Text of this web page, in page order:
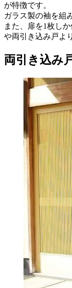
が特徴です。
ガラス製の袖を組
また、扉を1枚し
や両引き込み戸よ
両引き込み